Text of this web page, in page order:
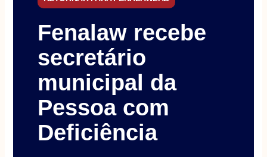
Fenalaw recebe
secretário
municipal da
Pessoa com
Deficiência